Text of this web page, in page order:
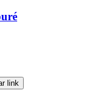
link